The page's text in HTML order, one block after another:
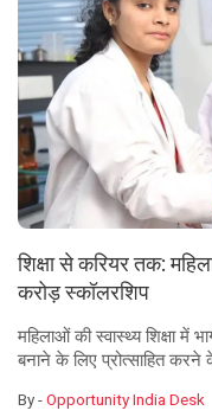
शिक्षा से करियर तक:
करोड़ स्कॉलरशिप
महिलाओं की स्वास्थ्य शिक्षा में
बनाने के लिए प्रोत्साहित करने
By -Opportunity India Desk